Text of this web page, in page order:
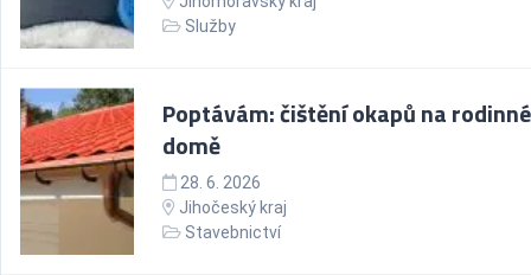
Služby
Poptávám: čištění okapů na
domě
28. 6. 2026
Jihočeský kraj
Stavebnictví